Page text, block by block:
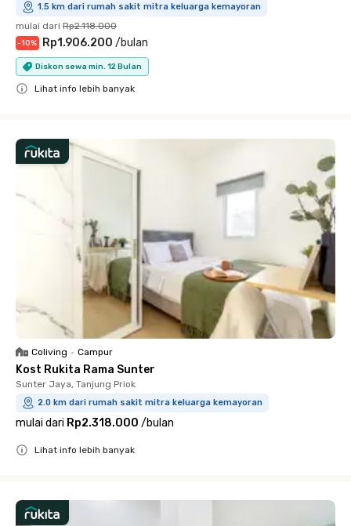
1.5 km dari rumah sakit mitra keluarga kemayoran
mulai dari Rp2.118.000
-10% Rp1.906.200 /bulan
Diskon sewa min. 12 Bulan
Lihat info lebih banyak
Coliving • Campur
Kost Rukita Rama Sunter
Sunter Jaya, Tanjung Priok
2.0 km dari rumah sakit mitra keluarga kemayoran
mulai dari Rp2.318.000 /bulan
Lihat info lebih banyak